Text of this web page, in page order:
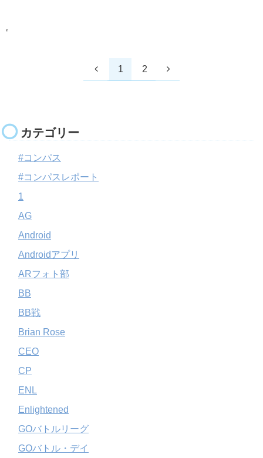
1 2
カテゴリー
#コンパス
#コンパスレポート
1
AG
Android
Androidアプリ
ARフォト部
BB
BB戦
Brian Rose
CEO
CP
ENL
Enlightened
GOバトルリーグ
GOバトル・デイ